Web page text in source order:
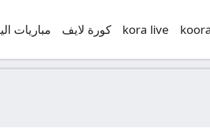
kora live كورة لايف مباريات